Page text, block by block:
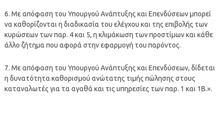
6. Με απόφαση του Υπουργού Ανάπτυξης και Επενδύσεων μπορεί
να καθορίζονται η διαδικασία του ελέγχου και της επιβολής των
κυρώσεων των παρ. 4 και 5, η κλιμάκωση των προστίμων και κάθε
άλλο ζήτημα που αφορά στην εφαρμογή του παρόντος.
7. Με απόφαση του Υπουργού Ανάπτυξης και Επενδύσεων, δίδεται
η δυνατότητα καθορισμού ανώτατης τιμής πώλησης στους
καταναλωτές για τα αγαθά και τις υπηρεσίες των παρ. 1 και 1Β.».